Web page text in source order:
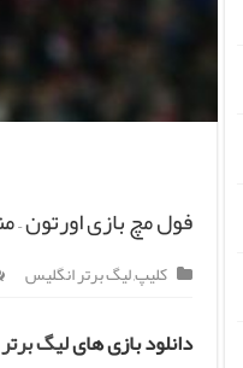
فول مچ بازی اورتون –
کلیپ,لیگ برتر انگلیس
دانلود بازی هایلیگ